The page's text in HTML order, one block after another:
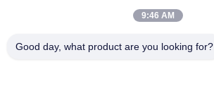
9:46 AM
Good day, what product are you looking for?